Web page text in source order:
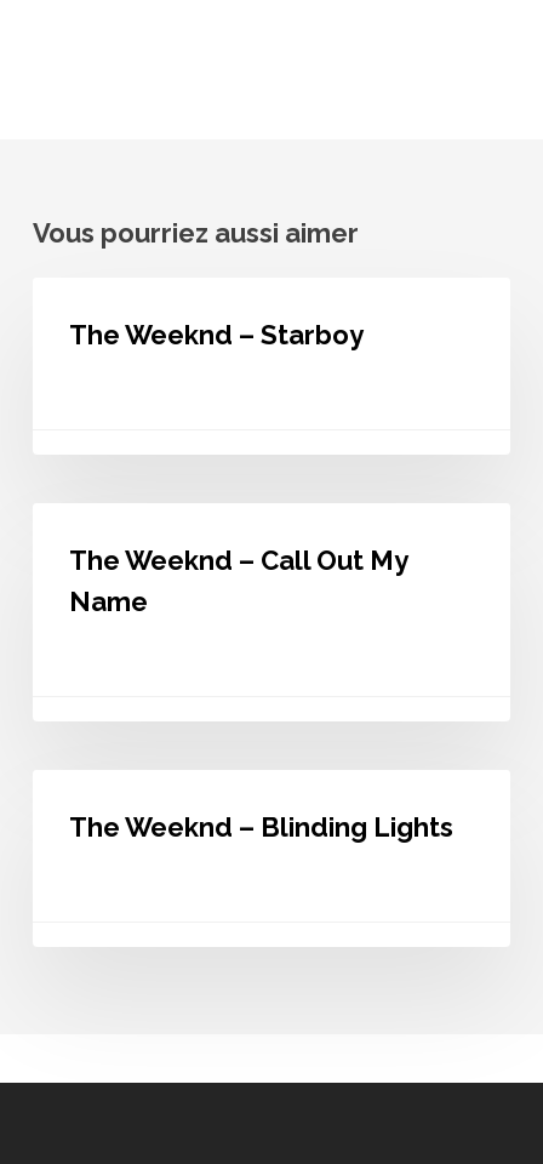
Vous pourriez aussi aimer
The Weeknd – Starboy
The Weeknd – Call Out My
Name
The Weeknd – Blinding Lights